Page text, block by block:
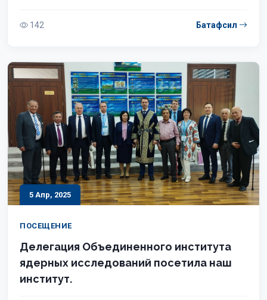
142 Батафсил
5 Апр, 2025
ПОСЕЩЕНИЕ
Делегация Объединенного института
ядерных исследований посетила наш
институт.